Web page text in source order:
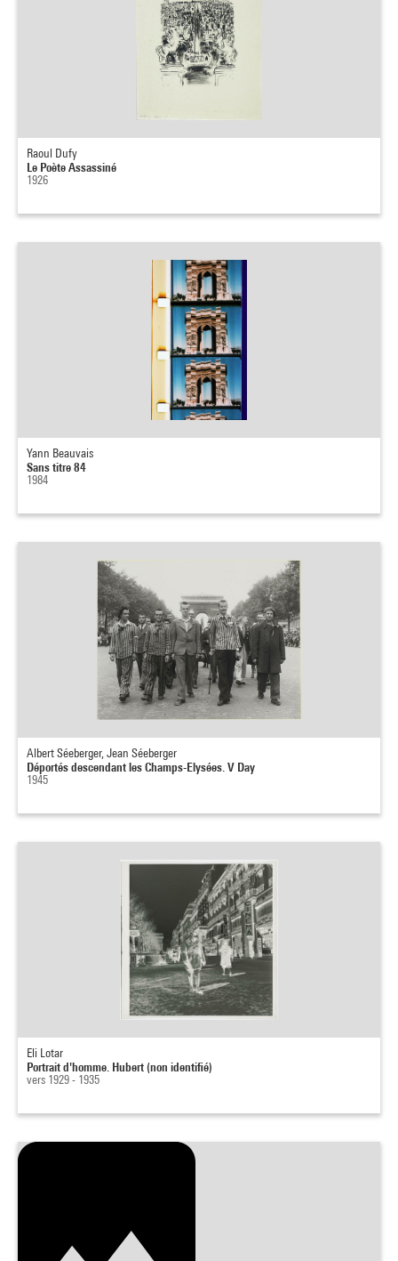
Raoul Dufy
Le Poète Assassiné
1926
Yann Beauvais
Sans titre 84
1984
Albert Séeberger, Jean Séeberger
Déportés descendant les Champs-Elysées. V Day
1945
Eli Lotar
Portrait d'homme. Hubert (non identifié)
vers 1929 - 1935